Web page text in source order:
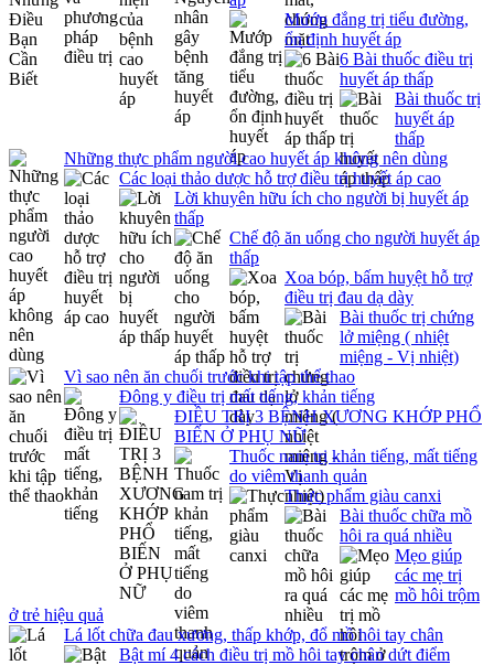
Mướp đắng trị tiểu đường,
ổn định huyết áp
6 Bài thuốc điều trị
huyết áp thấp
Bài thuốc trị
huyết áp
thấp
Những thực phẩm người cao huyết áp không nên dùng
Các loại thảo dược hỗ trợ điều trị huyết áp cao
Lời khuyên hữu ích cho người bị huyết áp
thấp
Chế độ ăn uống cho người huyết áp
thấp
Xoa bóp, bấm huyệt hỗ trợ
điều trị đau dạ dày
Bài thuốc trị chứng
lở miệng ( nhiệt
miệng - Vị nhiệt)
Vì sao nên ăn chuối trước khi tập thể thao
Đông y điều trị mất tiếng, khản tiếng
ĐIỀU TRỊ 3 BỆNH XƯƠNG KHỚP PHỔ
BIẾN Ở PHỤ NỮ
Thuốc nam trị khản tiếng, mất tiếng
do viêm thanh quản
Thực phẩm giàu canxi
Bài thuốc chữa mồ
hôi ra quá nhiều
Mẹo giúp
các mẹ trị
mồ hôi trộm
ở trẻ hiệu quả
Lá lốt chữa đau xương, thấp khớp, đổ mồ hôi tay chân
Bật mí 4 cách điều trị mồ hôi tay chân dứt điểm